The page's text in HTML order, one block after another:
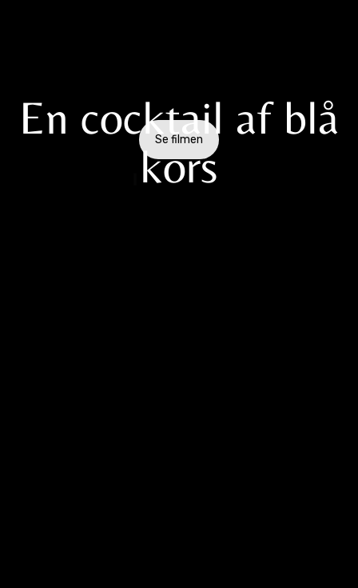
Se filmen
En cocktail af blå
kors